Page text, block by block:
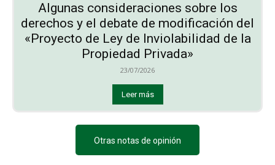
Algunas consideraciones sobre los
derechos y el debate de modificación del
«Proyecto de Ley de Inviolabilidad de la
Propiedad Privada»
23/07/2026
Leer más
Otras notas de opinión